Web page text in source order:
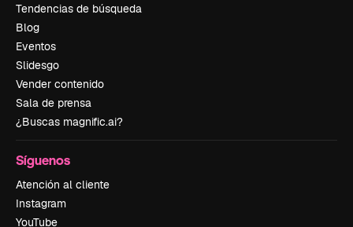
Tendencias de búsqueda
Blog
Eventos
Slidesgo
Vender contenido
Sala de prensa
¿Buscas magnific.ai?
Síguenos
Atención al cliente
Instagram
YouTube